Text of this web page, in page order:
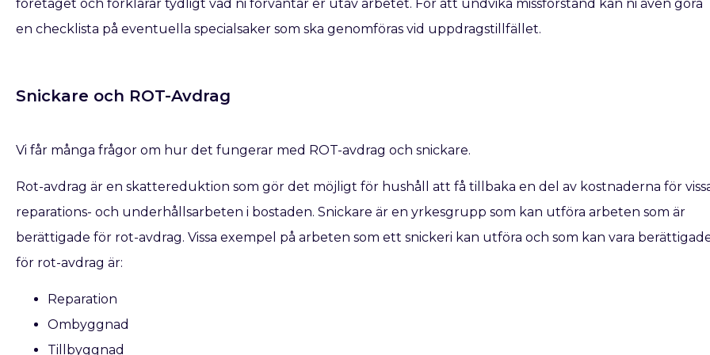
företaget och förklarar tydligt vad ni förväntar er utav arbetet. För att undvika missförstånd kan ni även göra
en checklista på eventuella specialsaker som ska genomföras vid uppdragstillfället.
Snickare och ROT-Avdrag
Vi får många frågor om hur det fungerar med ROT-avdrag och snickare.
Rot-avdrag är en skattereduktion som gör det möjligt för hushåll att få tillbaka en del av kostnaderna för
reparations- och underhållsarbeten i bostaden. Snickare är en yrkesgrupp som kan utföra arbeten som är
berättigade för rot-avdrag. Vissa exempel på arbeten som ett snickeri kan utföra och som kan vara
för rot-avdrag är:
Reparation
Ombyggnad
Tillbyggnad